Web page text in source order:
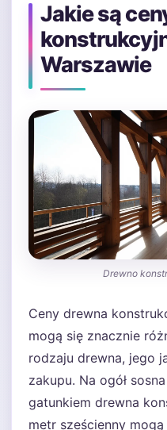
Jakie są
Warszawie
Drewno
Ceny drewna
mogą się znacznie
rodzaju drewna, jego
zakupu. Na ogół
gatunkiem drewna
metr sześcienny